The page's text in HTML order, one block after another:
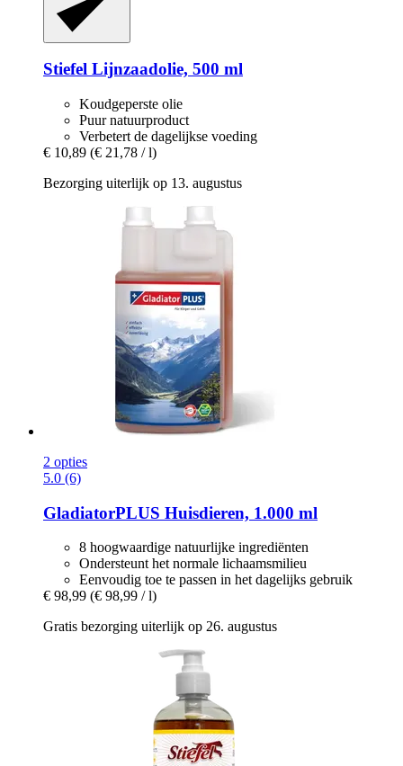
Stiefel Lijnzaadolie, 500 ml
Koudgeperste olie
Puur natuurproduct
Verbetert de dagelijkse voeding
€ 10,89 (€ 21,78 / l)
Bezorging uiterlijk op 13. augustus
2 opties
5.0 (6)
GladiatorPLUS Huisdieren, 1.000 ml
8 hoogwaardige natuurlijke ingrediënten
Ondersteunt het normale lichaamsmilieu
Eenvoudig toe te passen in het dagelijks gebruik
€ 98,99 (€ 98,99 / l)
Gratis bezorging uiterlijk op 26. augustus